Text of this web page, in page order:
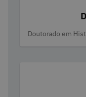
Categories
Doutorado em